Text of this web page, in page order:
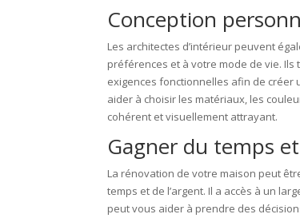
Conception
Les architectes d’intérieur peuvent
préférences et à votre mode de vie.
exigences fonctionnelles afin de
aider à choisir les matériaux, les
cohérent et visuellement attrayant.
Gagner du temps
La rénovation de votre maison peut
temps et de l’argent. Il a accès à un
peut vous aider à prendre des